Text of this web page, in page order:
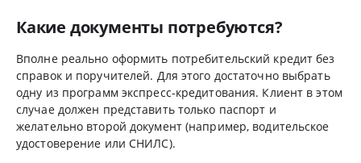
Какие документы потребуются?
Вполне реально оформить потребительский кредит без
справок и поручителей. Для этого достаточно выбрать
одну из программ экспресс-кредитования. Клиент в этом
случае должен представить только паспорт и
желательно второй документ (например, водительское
удостоверение или СНИЛС).